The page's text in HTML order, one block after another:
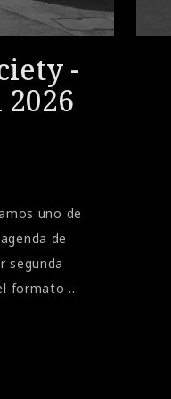
-
uno de
de
segunda
formato de
donde